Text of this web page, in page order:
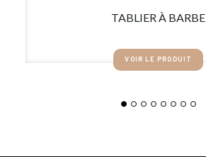
TABLIER À BARBE
VOIR LE PRODUIT